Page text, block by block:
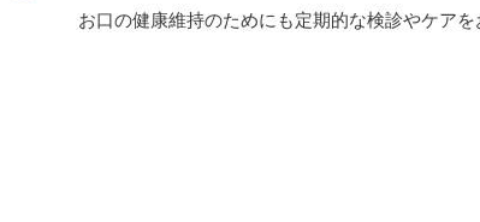
お口の健康維持のためにも定期的な検診やケアを